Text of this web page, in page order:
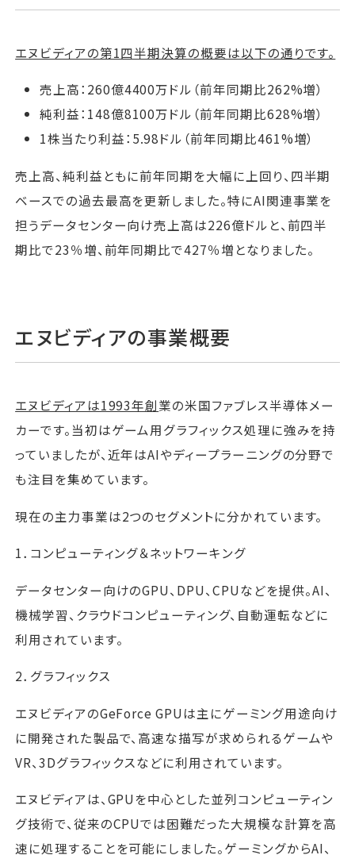
エヌビディアの第1四半期決算の概要は以下の通りです。
売上高：260億4400万ドル（前年同期比262%増）
純利益：148億8100万ドル（前年同期比628%増）
1株当たり利益：5.98ドル（前年同期比461%増）
売上高、純利益ともに前年同期を大幅に上回り、四半期
ベースでの過去最高を更新しました。特にAI関連事業を
担うデータセンター向け売上高は226億ドルと、前四半
期比で23％増、前年同期比で427％増となりました。
エヌビディアの事業概要
エヌビディアは1993年創業の米国ファブレス半導体メー
カーです。当初はゲーム用グラフィックス処理に強みを持
っていましたが、近年はAIやディープラーニングの分野で
も注目を集めています。
現在の主力事業は2つのセグメントに分かれています。
1．コンピューティング＆ネットワーキング
データセンター向けのGPU、DPU、CPUなどを提供。AI、
機械学習、クラウドコンピューティング、自動運転などに
利用されています。
2．グラフィックス
エヌビディアのGeForce GPUは主にゲーミング用途向け
に開発された製品で、高速な描写が求められるゲームや
VR、3Dグラフィックスなどに利用されています。
エヌビディアは、GPUを中心とした並列コンピューティン
グ技術で、従来のCPUでは困難だった大規模な計算を高
速に処理することを可能にしました。ゲーミングからAI、